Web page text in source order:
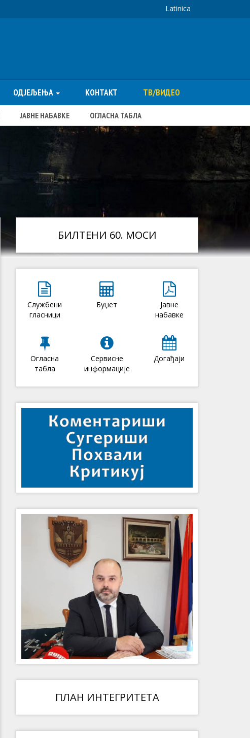
Latinica
ОДЈЕЉЕЊА КОНТАКТ ТВ/ВИДЕО
ЈАВНЕ НАБАВКЕ ОГЛАСНА ТАБЛА
БИЛТЕНИ 60. МОСИ
Службени
гласници
Буџет
Јавне
набавке
Огласна
табла
Сервисне
информације
Догађаји
ПЛАН ИНТЕГРИТЕТА